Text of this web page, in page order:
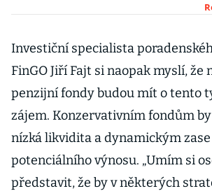
Investiční specialista
FinGO Jiří Fajt si naopak myslí, že
penzijní fondy budou mít o tento
zájem. Konzervativním fondům
nízká likvidita a dynamickým
potenciálního výnosu. „Umím si
představit, že by v některých